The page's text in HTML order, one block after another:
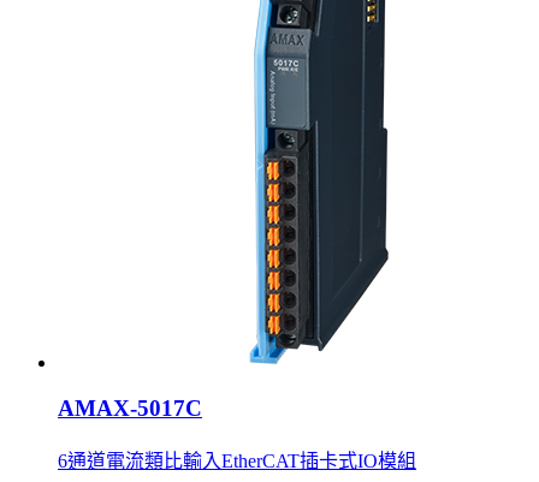
AMAX-5017C
6通道電流類比輸入EtherCAT插卡式IO模組